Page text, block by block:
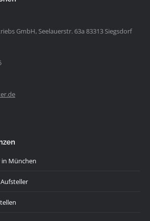
GmbH, Seelauerstr. 63a 83313 Siegsdorf
München